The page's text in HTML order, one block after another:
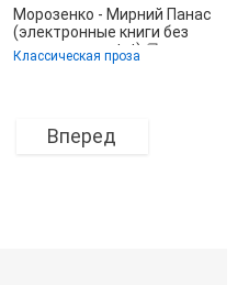
Морозенко - Мирний Панас
(электронные книги без
регистрации .txt) 📗
Классическая проза
Вперед